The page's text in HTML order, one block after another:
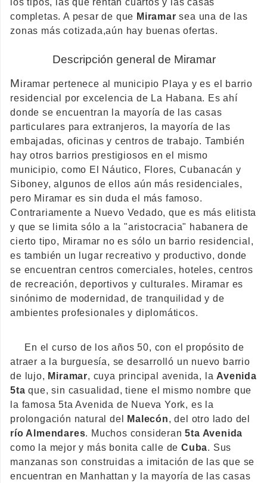
completas. A pesar de que Miramar sea una de las
zonas más cotizada,aún hay buenas ofertas.
Descripción general de Miramar
Miramar pertenece al municipio Playa y es el barrio
residencial por excelencia de La Habana. Es ahí
donde se encuentran la mayoría de las casas
particulares para extranjeros, la mayoría de las
embajadas, oficinas y centros de trabajo. También
hay otros barrios prestigiosos en el mismo
municipio, como El Náutico, Flores, Cubanacán y
Siboney, algunos de ellos aún más residenciales,
pero Miramar es sin duda el más famoso.
Contrariamente a Nuevo Vedado, que es más elitista
y que se limita sólo a la "aristocracia" habanera de
cierto tipo, Miramar no es sólo un barrio residencial,
es también un lugar recreativo y productivo, donde
se encuentran centros comerciales, hoteles, centros
de recreación, deportivos y culturales. Miramar es
sinónimo de modernidad, de tranquilidad y de
ambientes profesionales y diplomáticos.
En el curso de los años 50, con el propósito de
atraer a la burguesía, se desarrolló un nuevo barrio
de lujo, Miramar, cuya principal avenida, la Avenida
5ta que, sin casualidad, tiene el mismo nombre que
la famosa 5ta Avenida de Nueva York, es la
prolongación natural del
Malecón, del otro lado del
río Almendares. Muchos consideran5ta Avenida
como la mejor y más bonita calle deCuba. Sus
manzanas son construidas a imitación de las que se
encuentran en Manhattan y la mayoría de las casas